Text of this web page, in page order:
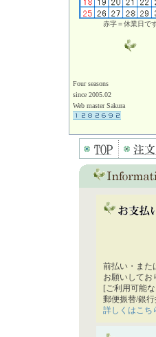
赤字＝休業日で
Four seasons
since 2005.02
Web master Sakura
前払い・また
お願いしてお
[ご利用可能
郵便振替/銀
詳しくはこち